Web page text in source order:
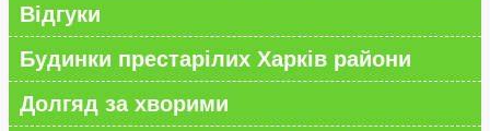
Відгуки
Будинки престарілих Харків райони
Долгяд за хворими